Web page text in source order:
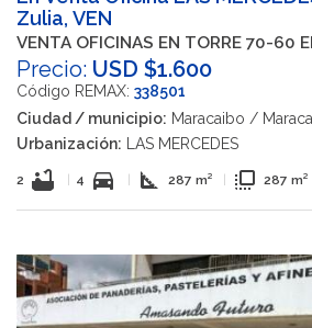
Zulia, VEN
VENTA OFICINAS EN TORRE 70-60
Precio: USD $1.600
Código REMAX: 338501
Ciudad / municipio: Maracaibo /
Urbanización: LAS MERCEDES
2 bathtub 4 directions_car square_foot 287 m² flip_to_front 287 m²